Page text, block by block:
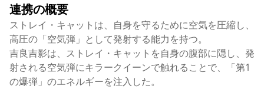
連携の概要
ストレイ・キャットは、自身を守るために空気を圧縮し、
高圧の「空気弾」として発射する能力を持つ。
吉良吉影は、ストレイ・キャットを自身の腹部に隠し、発
射される空気弾にキラークイーンで触れることで、「第1
の爆弾」のエネルギーを注入した。